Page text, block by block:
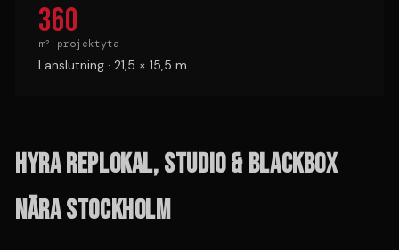
360
m² projektyta
I anslutning · 21,5 × 15,5 m
HYRA REPLOKAL, STUDIO & BLACKBOX
NÄRA STOCKHOLM